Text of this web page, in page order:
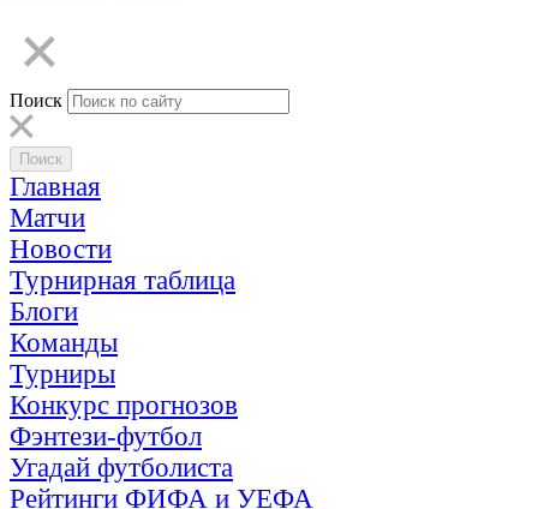
Поиск
Главная
Матчи
Новости
Турнирная таблица
Блоги
Команды
Турниры
Конкурс прогнозов
Фэнтези-футбол
Угадай футболиста
Рейтинги ФИФА и УЕФА